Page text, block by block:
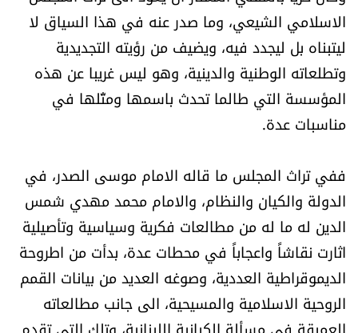
الاسلامي الشيعي، وما صدر عنه في هذا السياق لا
ليتبناه بل ليجدد فيه، ويضيف من رؤيته التجديدية
وتطلعاته الوطنية والدينية، وهو ليس غريبا عن هذه
المؤسسة التي طالما تحدث باسمها ومثّلها في
مناسبات عدة.
ففي تراث المجلس ما قاله الامام موسى الصدر، في
الدولة والكيان والنظام، والامام محمد مهدي شمس
الدين له ما له من مطالعات فكرية وسياسية وتأصيلية
اثارت نقاشاً واعجاباً في محطات عدة، بدأت من اطروحة
الديموقراطية العددية، وصوغه العديد من بيانات القمم
الروحية الاسلامية والمسيحية، الى جانب مطالعاته